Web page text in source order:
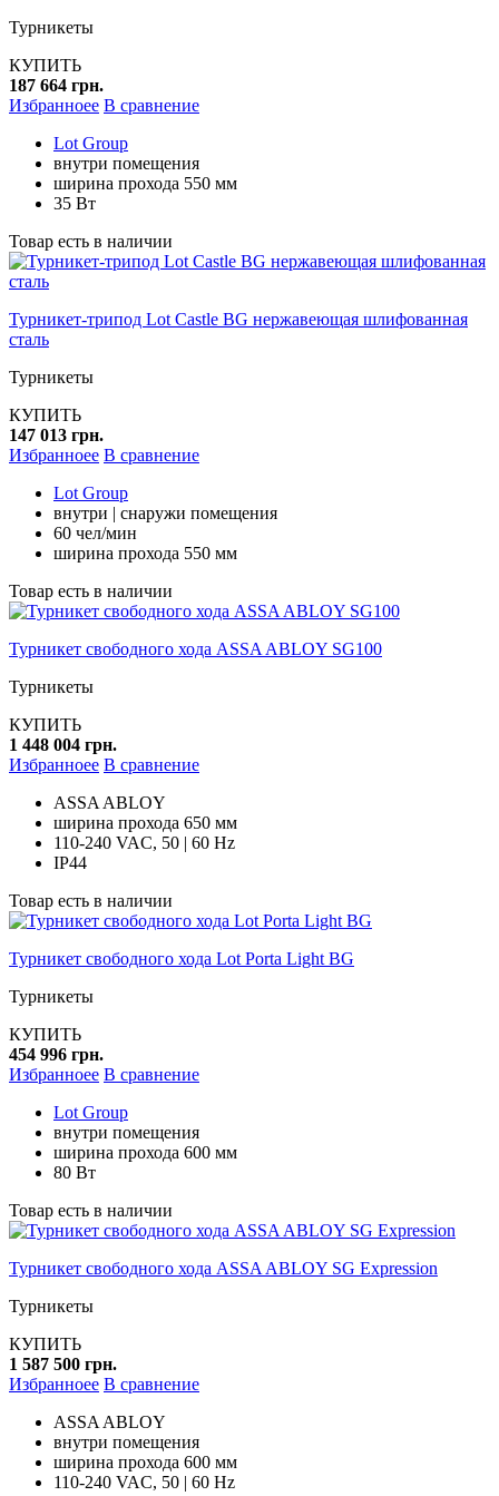
Турникеты
КУПИТЬ
187 664 грн.
Избранноее В сравнение
Lot Group
внутри помещения
ширина прохода 550 мм
35 Вт
Товар есть в наличии
Турникет-трипод Lot Castle BG нержавеющая шлифованная
сталь
Турникеты
КУПИТЬ
147 013 грн.
Избранноее В сравнение
Lot Group
внутри | снаружи помещения
60 чел/мин
ширина прохода 550 мм
Товар есть в наличии
Турникет свободного хода ASSA ABLOY SG100
Турникеты
КУПИТЬ
1 448 004 грн.
Избранноее В сравнение
ASSA ABLOY
ширина прохода 650 мм
110-240 VAC, 50 | 60 Hz
IP44
Товар есть в наличии
Турникет свободного хода Lot Porta Light BG
Турникеты
КУПИТЬ
454 996 грн.
Избранноее В сравнение
Lot Group
внутри помещения
ширина прохода 600 мм
80 Вт
Товар есть в наличии
Турникет свободного хода ASSA ABLOY SG Expression
Турникеты
КУПИТЬ
1 587 500 грн.
Избранноее В сравнение
ASSA ABLOY
внутри помещения
ширина прохода 600 мм
110-240 VAC, 50 | 60 Hz